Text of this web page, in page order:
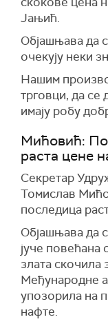
Јањић.
Објашњава да
очекују неки
Нашим
трговци, да
имају робу
Мићовић:
раста цене
Секретар
Томислав
последица
Објашњава да
јуче повећана
злата скочила
Међународне
упозорила на
нафте.